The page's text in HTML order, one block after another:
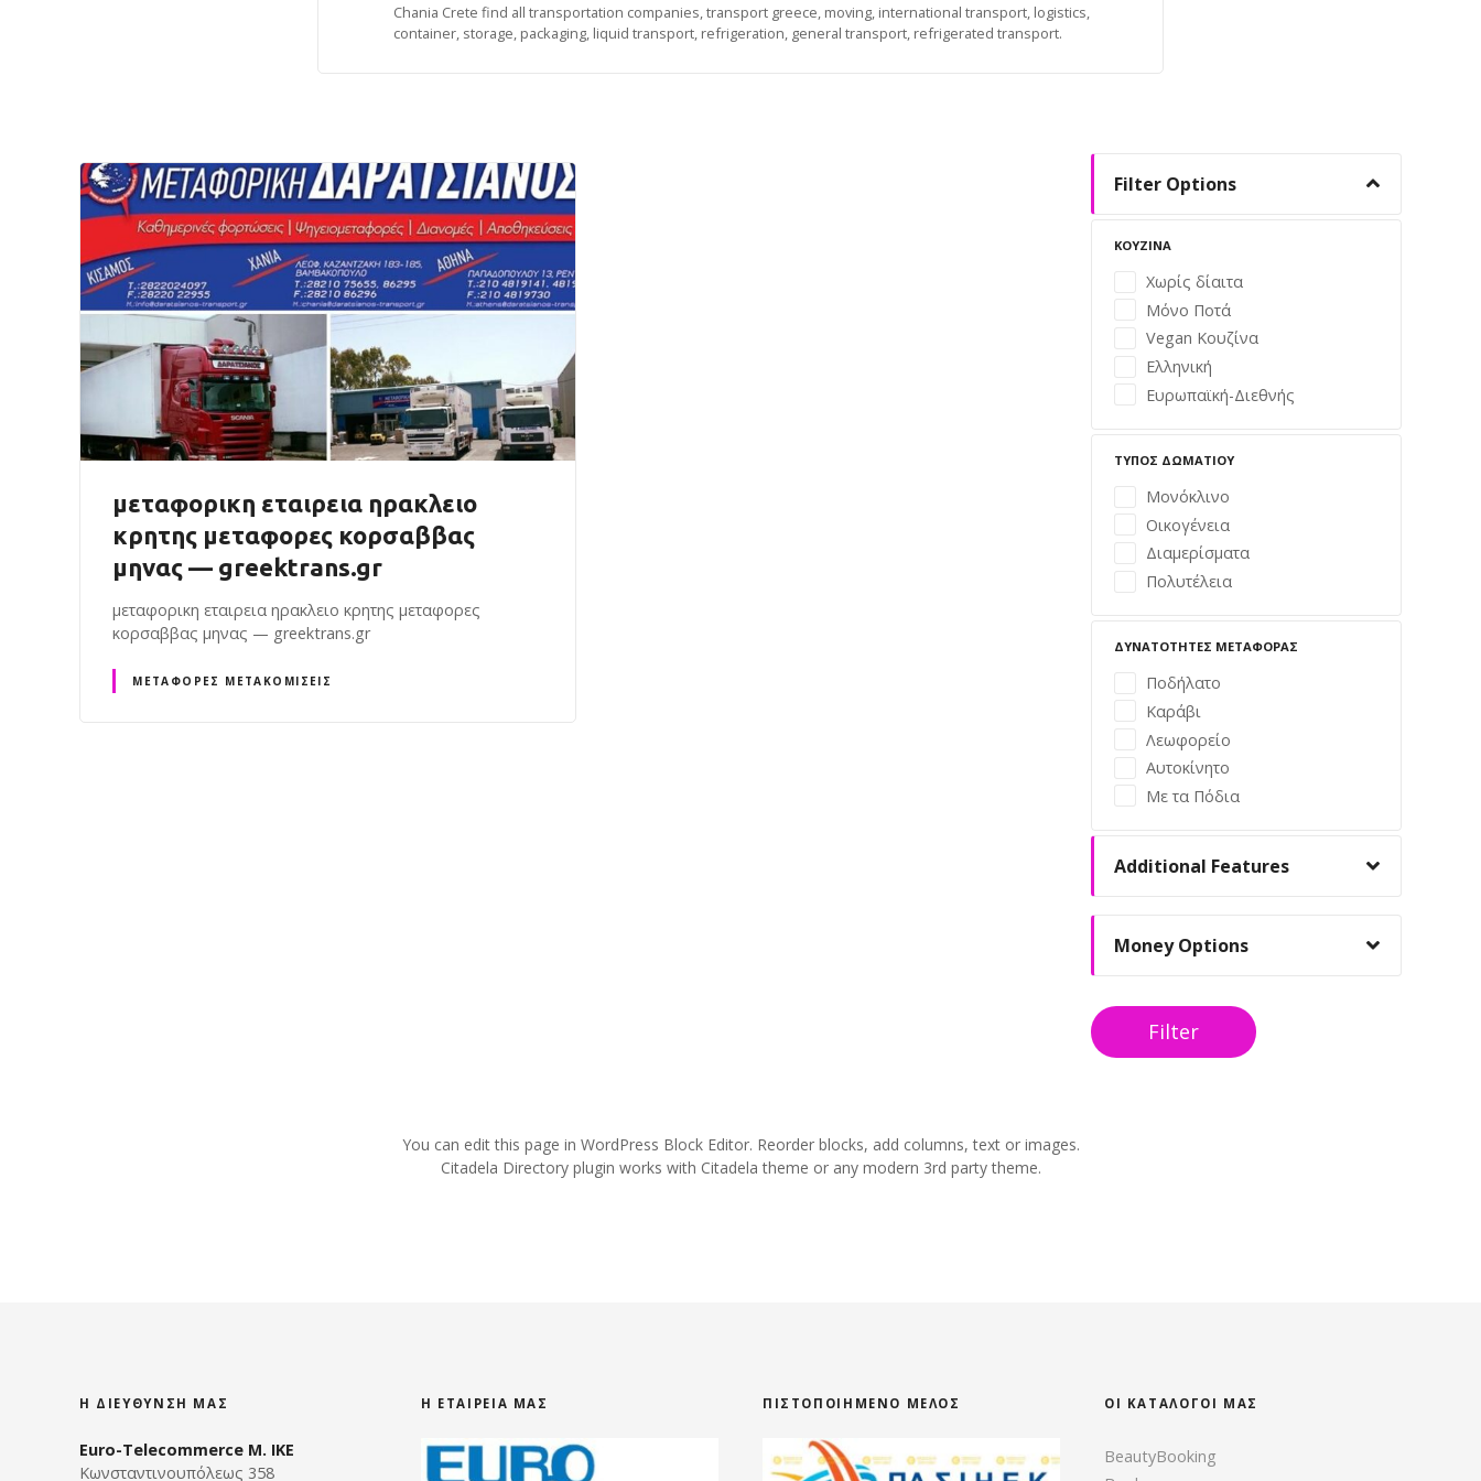
Chania Crete find all transportation companies, transport greece, moving, international transport, logistics,
container, storage, packaging, liquid transport, refrigeration, general transport, refrigerated transport.
μεταφορικη εταιρεια ηρακλειο
κρητης μεταφορες κορσαββας
μηνας — greektrans.gr
μεταφορικη εταιρεια ηρακλειο κρητης μεταφορες
κορσαββας μηνας — greektrans.gr
ΜΕΤΑΦΟΡΈΣ ΜΕΤΑΚΟΜΊΣΕΙΣ
ς
Filter Options
ΚΟΥΖΊΝΑ
Χωρίς δίαιτα
Μόνο Ποτά
Vegan Κουζίνα
Ελληνική
Ευρωπαϊκή-Διεθνής
ΤΎΠΟΣ ΔΩΜΑΤΊΟΥ
Μονόκλινο
Οικογένεια
Διαμερίσματα
Πολυτέλεια
ΔΥΝΑΤΌΤΗΤΕΣ ΜΕΤΑΦΟΡΆΣ
Ποδήλατο
Καράβι
Λεωφορείο
Αυτοκίνητο
Με τα Πόδια
Additional Features
Money Options
Filter
You can edit this page in WordPress Block Editor. Reorder blocks, add columns, text or images.
Citadela Directory plugin works with Citadela theme or any modern 3rd party theme.
Η ΔΙΕΎΘΥΝΣΗ ΜΑΣ
Euro-Telecommerce Μ. ΙΚΕ
Κωνσταντινουπόλεως 358
Η ΕΤΑΙΡΕΊΑ ΜΑΣ ΠΙΣΤΟΠΟΙΗΜΈΝΟ ΜΈΛΟΣ ΟΙ ΚΑΤΆΛΟΓΟΙ ΜΑΣ
BeautyBooking